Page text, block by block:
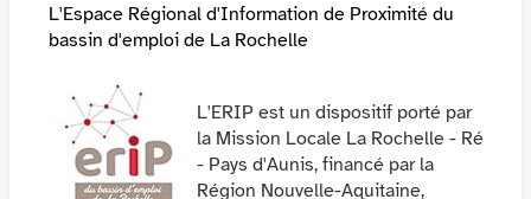
L'Espace Régional d'Information de Proximité du
bassin d'emploi de La Rochelle
L'ERIP est un dispositif porté par
la Mission Locale La Rochelle - Ré
- Pays d'Aunis, financé par la
Région Nouvelle-Aquitaine,